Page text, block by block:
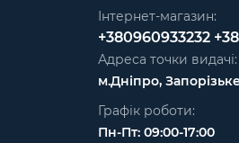
Інтернет-магазин:
+380960933232
Адреса точки видачі:
м.Дніпро,
Графік роботи:
Пн-Пт: 09:00-17:00